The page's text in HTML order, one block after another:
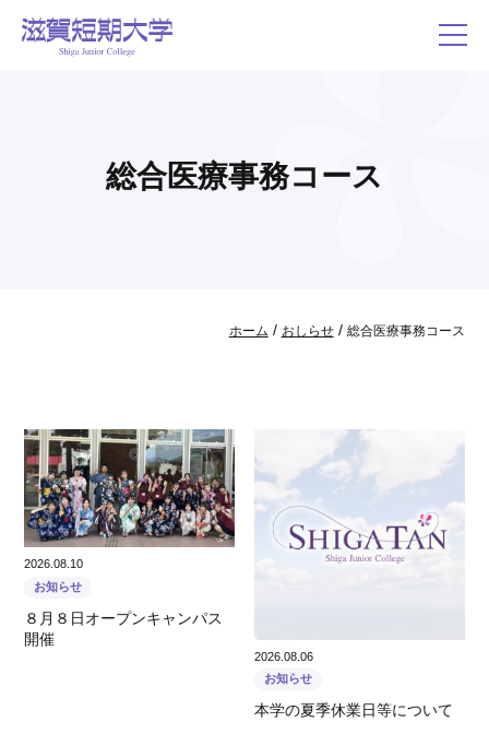
総合医療事務コース
ホーム / おしらせ/ 総合医療事務コース
2026.08.10
お知らせ
８月８日オープンキャンパス
開催
2026.08.06
お知らせ
本学の夏季休業日等について